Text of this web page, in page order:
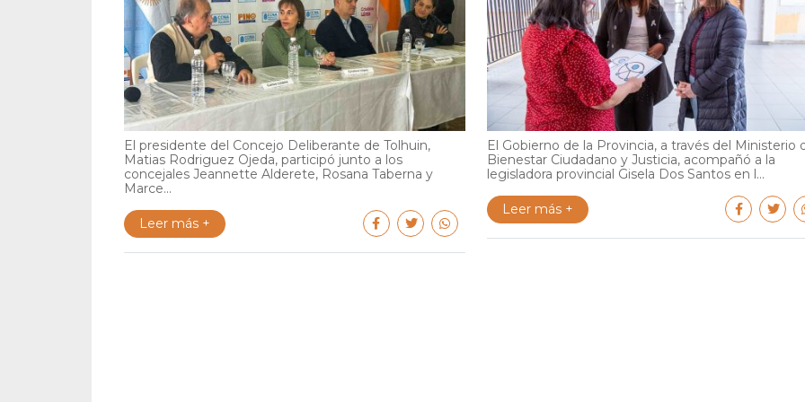
El presidente del Concejo Deliberante de Tolhuin,
Matias Rodriguez Ojeda, participó junto a los
concejales Jeannette Alderete, Rosana Taberna y
Marce...
Leer más +
El Gobierno de la Provincia, a través del Ministerio
Bienestar Ciudadano y Justicia, acompañó a la
legisladora provincial Gisela Dos Santos en l...
Leer más +